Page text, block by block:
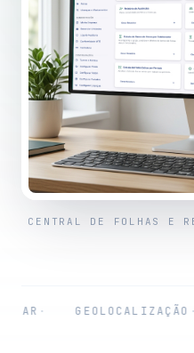
CENTRAL DE FOLHAS E
GEOLOCALIZAÇÃO·